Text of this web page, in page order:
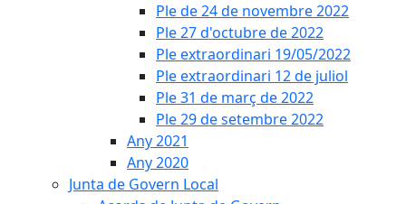
Ple de 24 de novembre 2022
Ple 27 d'octubre de 2022
Ple extraordinari 19/05/2022
Ple extraordinari 12 de juliol
Ple 31 de març de 2022
Ple 29 de setembre 2022
Any 2021
Any 2020
Junta de Govern Local